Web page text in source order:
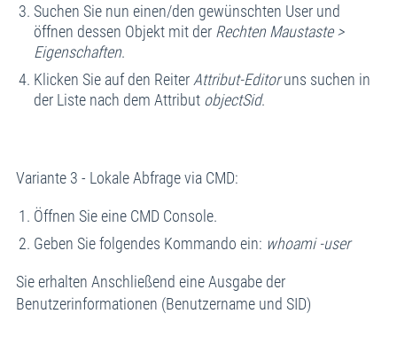
Suchen Sie nun einen/den gewünschten User und
öffnen dessen Objekt mit der Rechten Maustaste >
Eigenschaften.
Klicken Sie auf den Reiter Attribut-Editoruns suchen in
der Liste nach dem Attribut objectSid.
Variante 3 - Lokale Abfrage via CMD:
Öffnen Sie eine CMD Console.
Geben Sie folgendes Kommando ein: whoami -user
Sie erhalten Anschließend eine Ausgabe der
Benutzerinformationen (Benutzername und SID)